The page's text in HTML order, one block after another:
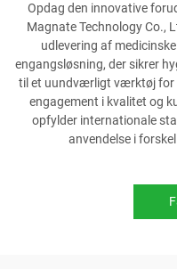
Opdag den innovative
Magnate Technology Co.,
udlevering af
engangsløsning, der sikrer
til et uundværligt værktøj for
engagement i kvalitet og
opfylder internationale
anvendelse i